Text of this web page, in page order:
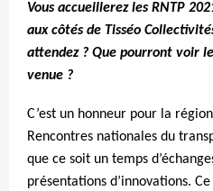
Vous accueillerez les RNTP
aux côtés de Tisséo
attendez ? Que pourront voir
venue ?
C’est un honneur pour la
Rencontres nationales du
que ce soit un temps
présentations d’innovations.